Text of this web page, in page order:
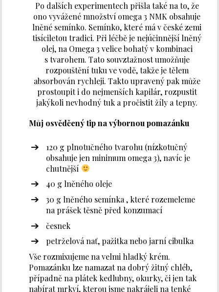
Po dalších experimentech přišla také na to, že
ono vyvážené množství omega 3 NMK obsahuje
lněné semínko. Semínko, které má v české zemi
tisíciletou tradici. Při léčbě je nejúčinnější lněný
olej, na Omega 3 velice bohatý v kombinaci
s tvarohem. Tato souvztažnost umožňuje
rozpouštění tuku ve vodě, takže je tělem
absorbován rychleji. Takto upravený pak může
prostoupit i do nejmenších kapilár, rozpustit
jakýkoli nevhodný tuk a pročistit žíly a tepny.
Můj osvědčený tip na výbornou pomazánku
120 g plnotučného tvarohu (nízkotučný
obsahuje jen minimum omega 3), navíc je
chutnější
40 g lněného oleje
30 g lněného semínka , které rozemeleme
na prášek těsně před konzumací
česnek
petrželová nať, pažitka nebo jarní cibulka
Vše rozmixujeme na velmi hladký krém.
Pomazánku lze namazat na dobrý žitný chléb,
případně na plátek kedlubny, okurky, či jen tak
nabírat mrkví, kterou jsme nakrájeli na tenké